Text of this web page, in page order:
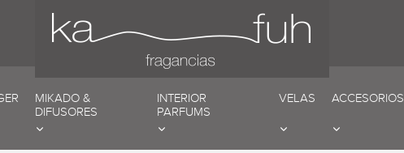
MIKADO &
DIFUSORES
INTERIOR
PARFUMS
VELAS ACCESORIOS